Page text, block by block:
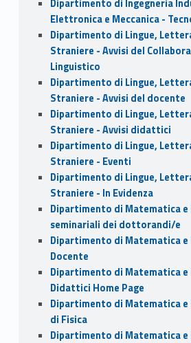
Dipartimento di Ingegneria
Elettronica e Meccanica -
Dipartimento di Lingue,
Straniere - Avvisi del
Linguistico
Dipartimento di Lingue,
Straniere - Avvisi del docente
Dipartimento di Lingue,
Straniere - Avvisi didattici
Dipartimento di Lingue,
Straniere - Eventi
Dipartimento di Lingue,
Straniere - In Evidenza
Dipartimento di Matematica
seminariali dei dottorandi/e
Dipartimento di Matematica e
Docente
Dipartimento di Matematica e
Didattici Home Page
Dipartimento di Matematica e
di Fisica
Dipartimento di Matematica e